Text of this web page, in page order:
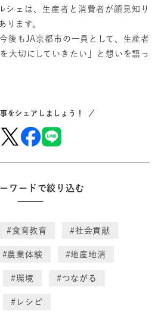
シェは、生産者と消費者が顔見知り
ります。
後もJA京都市の一員として、生産者
大切にしていきたい」と想いを語っ
をシェアしましょう！
ワードで絞り込む
#食育教育 #社会貢献
#農業体験 #地産地消
#環境 #つながる
#レシピ